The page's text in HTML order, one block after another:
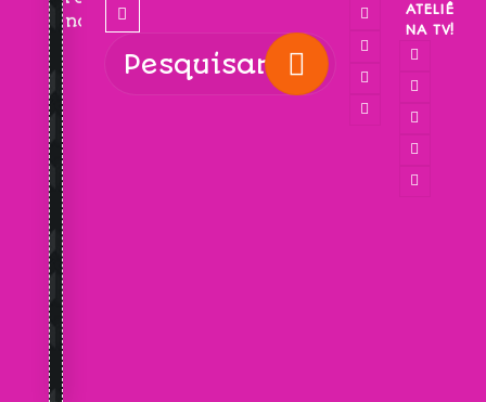
novidades!
ATELIÊ
NA TV!